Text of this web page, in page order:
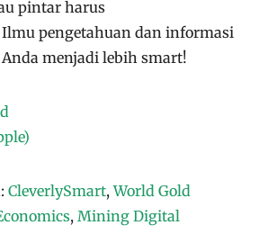
pintar harus
Ilmu pengetahuan dan informasi
menjadi lebih smart!
CleverlySmart,World Gold
, Mining Digital